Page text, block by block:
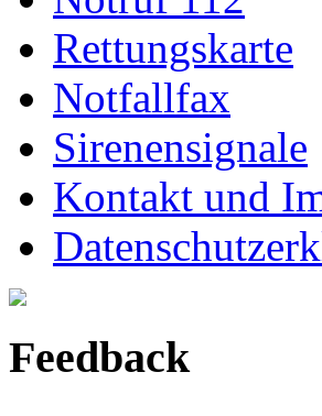
Rettungskarte
Notfallfax
Sirenensignale
Kontakt und
Feedback